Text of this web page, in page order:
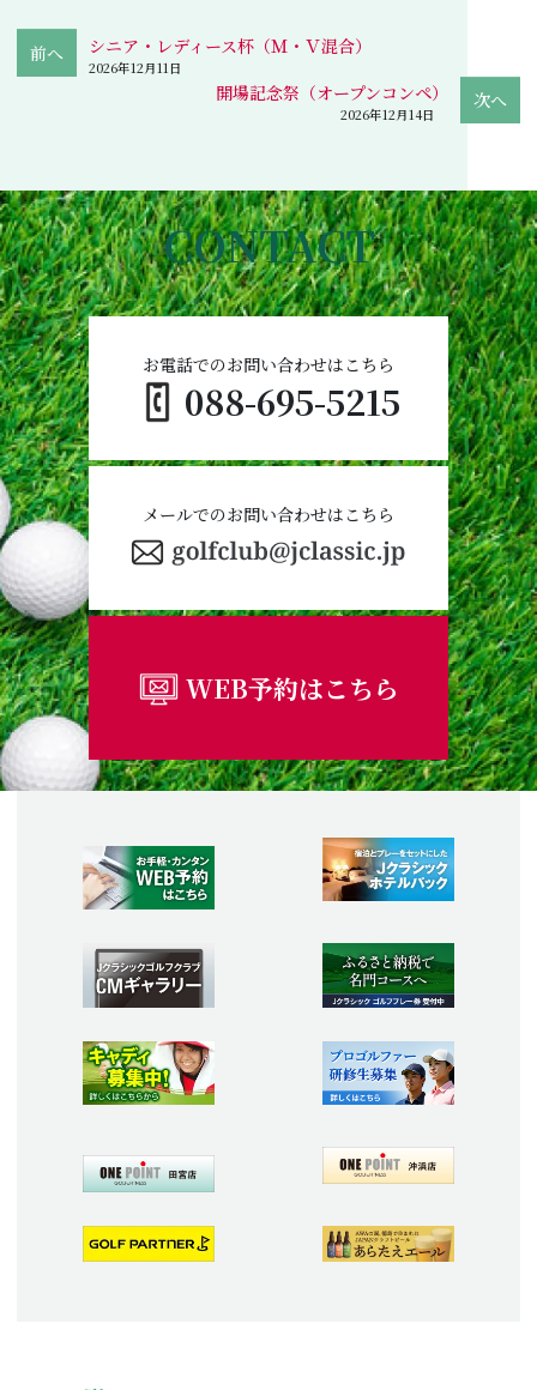
シニア・レディース杯（Ｍ・Ｖ混合）
2026年12月11日
開場記念祭（オープンコンペ）
2026年12月14日
CONTACT
088-695-5215
お電話でのお問い合わせはこちら
メールでのお問い合わせはこちら
WEB予約はこちら